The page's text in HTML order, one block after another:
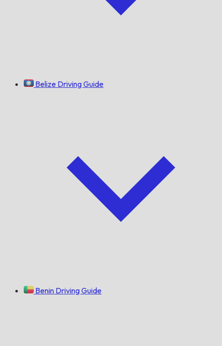
Belize Driving Guide
Benin Driving Guide